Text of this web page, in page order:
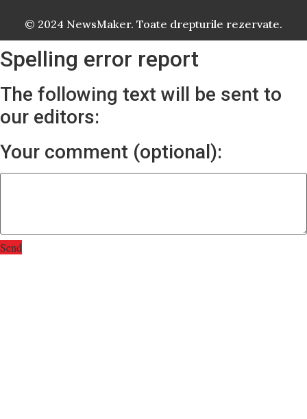
© 2024 NewsMaker. Toate drepturile rezervate.
Spelling error report
The following text will be sent to
our editors:
Your comment (optional):
Send